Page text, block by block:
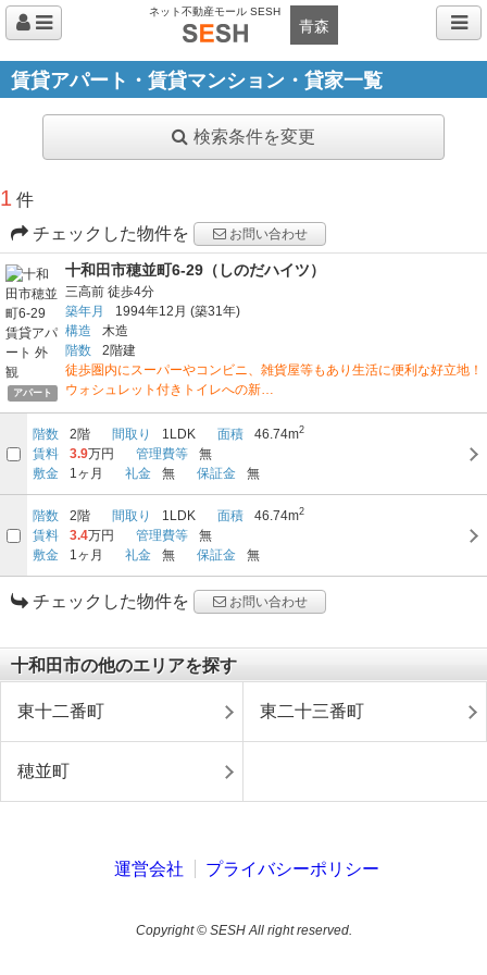
ネット不動産モール SESH
青森
賃貸アパート・賃貸マンション・貸家一覧
検索条件を変更
1 件
チェックした物件を
お問い合わせ
アパート
十和田市穂並町6-29（しのだハイツ）
三高前 徒歩4分
築年月
1994年12月 (築31年)
構造
木造
階数
2階建
徒歩圏内にスーパーやコンビニ、雑貨屋等もあり生活に便利な好立地！
ウォシュレット付きトイレへの新…
階数 2階 間取り 1LDK 面積 46.74m2
賃料 3.9万円 管理費等
無
敷金
1ヶ月 礼金 無 保証金 無
階数 2階 間取り 1LDK 面積 46.74m2
賃料 3.4万円 管理費等
無
敷金
1ヶ月 礼金 無 保証金 無
チェックした物件を お問い合わせ
十和田市の他のエリアを探す
東十二番町 東二十三番町
穂並町
運営会社 プライバシーポリシー
Copyright © SESH All right reserved.